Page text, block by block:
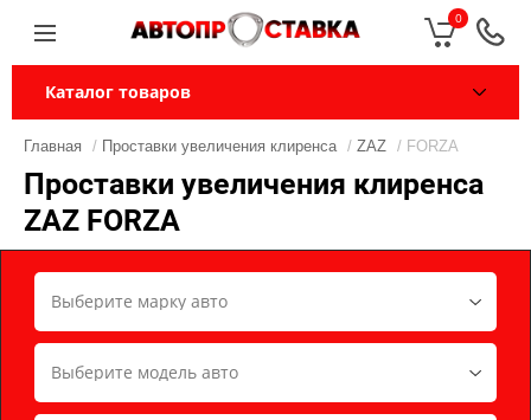
0
Каталог товаров
Главная / Проставки увеличения клиренса / ZAZ / FORZA
Проставки увеличения клиренса
ZAZ FORZA